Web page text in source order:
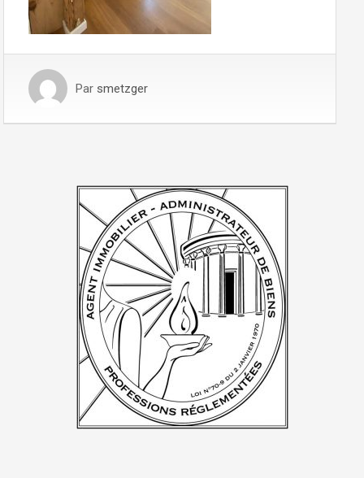
Par smetzger